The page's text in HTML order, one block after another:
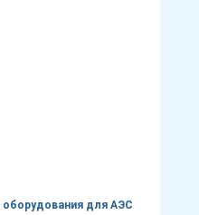
оборудования для АЭС